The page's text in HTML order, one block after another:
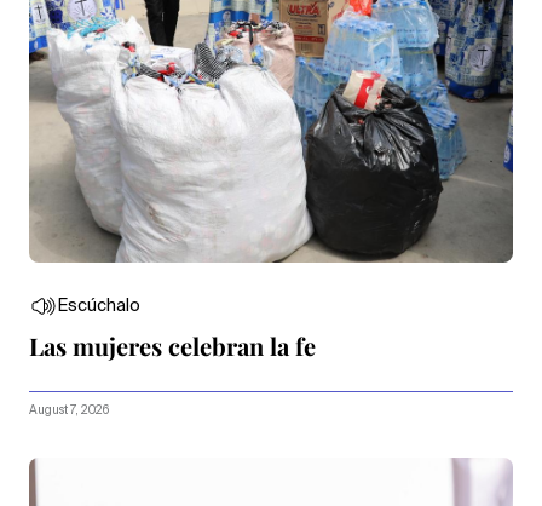
Escúchalo
Las mujeres celebran la fe
August 7, 2026